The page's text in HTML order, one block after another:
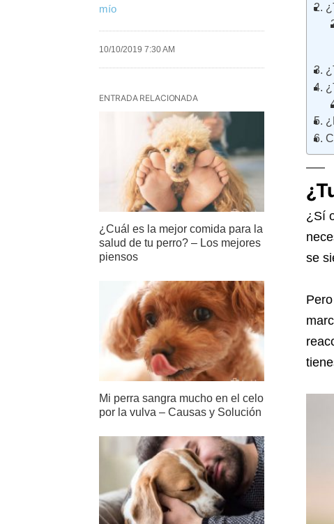
¿Sí
se
mío
10/10/2019 7:30 AM
ENTRADA RELACIONADA
¿Cuál es la mejor comida para la
salud de tu perro? – Los mejores
piensos
Mi perra sangra mucho en el celo
por la vulva – Causas y Solución